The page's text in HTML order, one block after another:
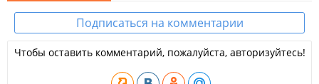
беспокрасочными повреждениями с 2010 года.
Услуги:
повреждения лакокрасочного покрытия;
Подписаться на комментарии
Чтобы оставить комментарий, пожалуйста, авторизуйтесь!